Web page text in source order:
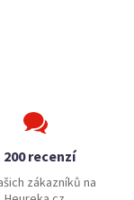
200 recenzí
zákazníků na